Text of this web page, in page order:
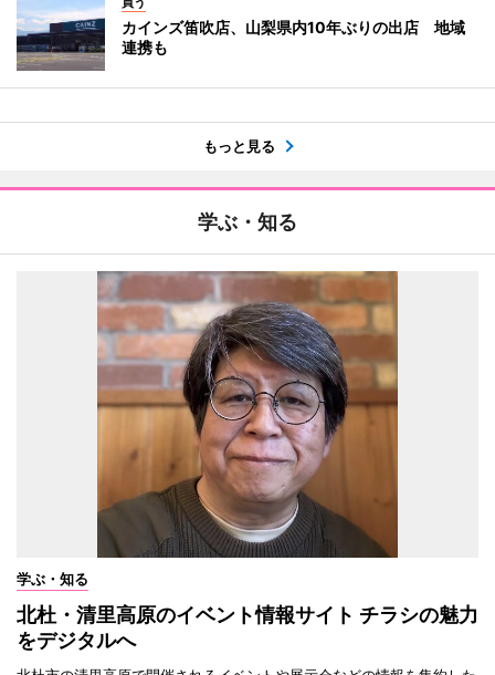
カインズ笛吹店、山梨県内10年ぶりの出店 地域
連携も
もっと見る
学ぶ・知る
学ぶ・知る
北杜・清里高原のイベント情報サイト チラシの魅力
をデジタルへ